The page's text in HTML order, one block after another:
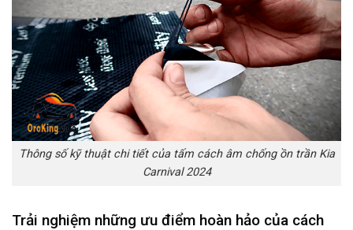
Thông số kỹ thuật chi tiết của tấm cách âm chống ồn trần Kia
Carnival 2024
Trải nghiệm những ưu điểm hoàn hảo của cách